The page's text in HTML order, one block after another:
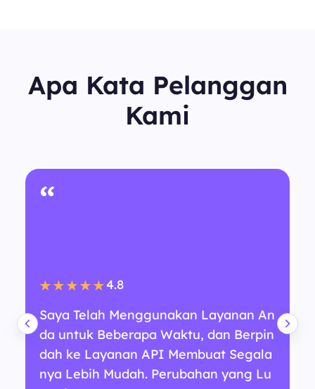
Apa Kata Pelanggan
Kami
“
★★★★★4.8
Saya Telah Menggunakan Layanan An
da untuk Beberapa Waktu, dan Berpin
dah ke Layanan API Membuat Segala
nya Lebih Mudah. Perubahan yang Lu